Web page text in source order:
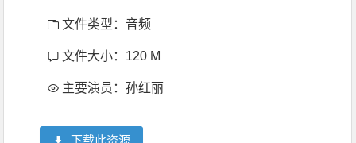
文件类型：音频
文件大小：120 M
主要演员：孙红丽
下载此资源